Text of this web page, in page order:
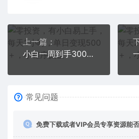
上一篇：
小白一周到手300刀，GG2U玩游戏赚美金，不懂英语也能赚钱
常见问题
免费下载或者VIP会员专享资源能